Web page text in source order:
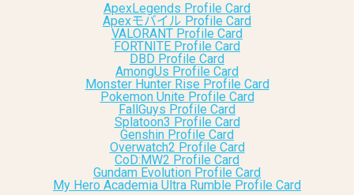
ApexLegends Profile Card
Apexモバイル Profile Card
VALORANT Profile Card
FORTNITE Profile Card
DBD Profile Card
AmongUs Profile Card
Monster Hunter Rise Profile Card
Pokemon Unite Profile Card
FallGuys Profile Card
Splatoon3 Profile Card
Genshin Profile Card
Overwatch2 Profile Card
CoD:MW2 Profile Card
Gundam Evolution Profile Card
My Hero Academia Ultra Rumble Profile Card